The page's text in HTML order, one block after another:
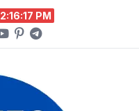
2:16:17 PM